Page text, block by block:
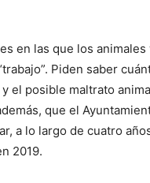
en las que los
Piden saber
el posible maltrato
que el
a lo largo de cuatro
2019.